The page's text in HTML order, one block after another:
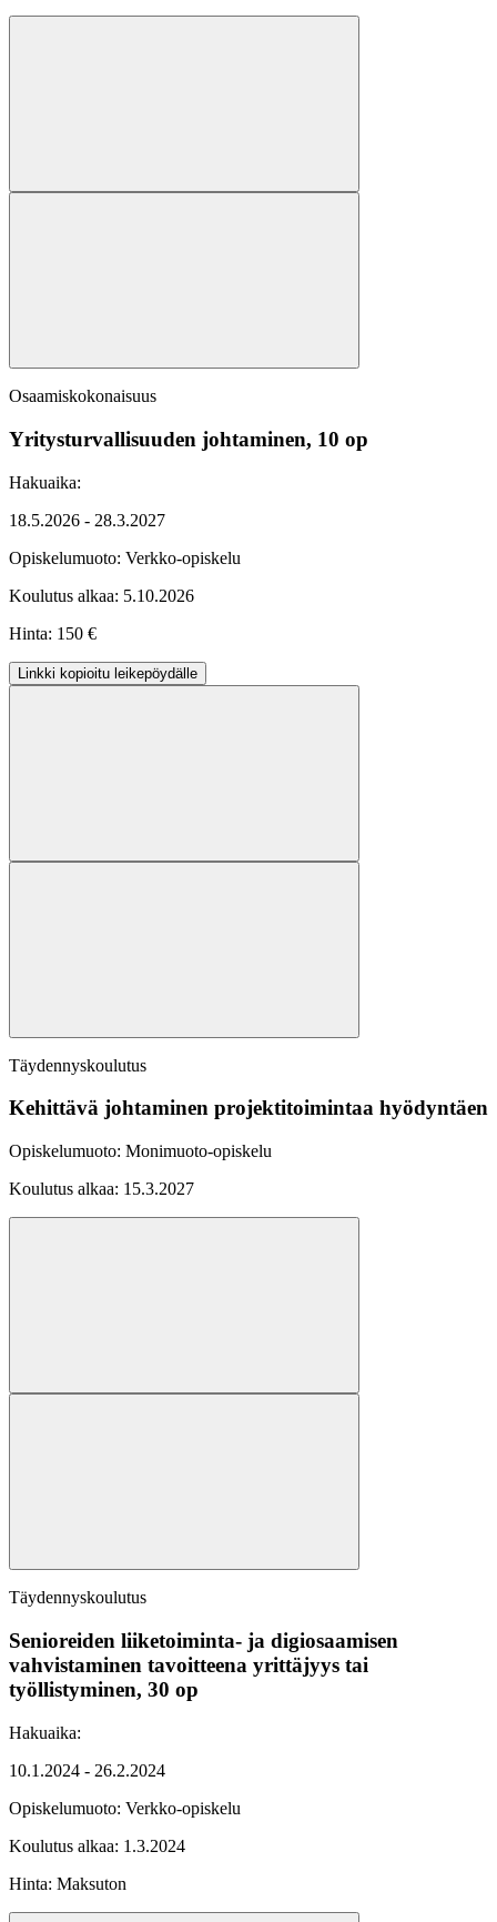
Osaamiskokonaisuus
Yritysturvallisuuden johtaminen, 10 op
Hakuaika:
18.5.2026 - 28.3.2027
Opiskelumuoto: Verkko-opiskelu
Koulutus alkaa: 5.10.2026
Hinta: 150 €
Linkki kopioitu leikepöydälle
Täydennyskoulutus
Kehittävä johtaminen projektitoimintaa hyödyntäen
Opiskelumuoto: Monimuoto-opiskelu
Koulutus alkaa: 15.3.2027
Täydennyskoulutus
Senioreiden liiketoiminta- ja digiosaamisen
vahvistaminen tavoitteena yrittäjyys tai
työllistyminen, 30 op
Hakuaika:
10.1.2024 - 26.2.2024
Opiskelumuoto: Verkko-opiskelu
Koulutus alkaa: 1.3.2024
Hinta: Maksuton